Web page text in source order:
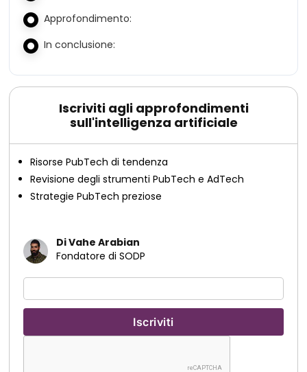
Approfondimento:
In conclusione:
Iscriviti agli approfondimenti
sull'intelligenza artificiale
Risorse PubTech di tendenza
Revisione degli strumenti PubTech e AdTech
Strategie PubTech preziose
Di Vahe Arabian
Fondatore di SODP